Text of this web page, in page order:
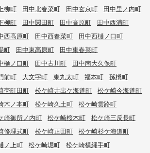
柳町 田中北春菜町 田中玄京町
田中里ノ内町
柳町 田中関田町 田中高原町
田中西浦町
西高原町 田中西春菜町
田中西樋ノ口町
町 田中東高原町
田中東春菜町
樋ノ口町 田中古川町
田中南大久保町
前町 大文字町 東丸太町 福本町
孫橋町
壱町田町 松ケ崎井出ケ海道町
松ケ崎今海道町
木ノ本町 松ケ崎久土町
松ケ崎雲路町
崎御所ノ内町 松ケ崎桜木町
松ケ崎三反長町
修理式町 松ケ崎正田町
松ケ崎杉ケ海道町
ノ上町 松ケ崎堀町
松ケ崎横縄手町